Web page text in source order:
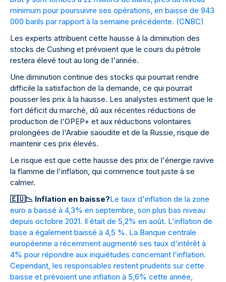
minimum pour poursuivre ses opérations, en baisse de 943
000 barils par rapport à la semaine précédente. (CNBC)
Les experts attribuent cette hausse à la diminution des
stocks de Cushing et prévoient que le cours du pétrole
restera élevé tout au long de l'année.
Une diminution continue des stocks qui pourrait rendre
difficile la satisfaction de la demande, ce qui pourrait
pousser les prix à la hausse. Les analystes estiment que le
fort déficit du marché, dû aux récentes réductions de
production de l'OPEP+ et aux réductions volontaires
prolongées de l'Arabie saoudite et de la Russie, risque de
maintenir ces prix élevés.
Le risque est que cette hausse des prix de l'énergie ravive
la flamme de l'inflation, qui commence tout juste à se
calmer.
🇪🇺📉 Inflation en baisse?Le taux d'inflation de la zone
euro a baissé à 4,3% en septembre, son plus bas niveau
depuis octobre 2021. Il était de 5,2% en août. L'inflation de
base a également baissé à 4,5 %. La Banque centrale
européenne a récemment augmenté ses taux d'intérêt à
4% pour répondre aux inquiétudes concernant l'inflation.
Cependant, les responsables restent prudents sur cette
baisse et prévoient une inflation à 5,6% cette année,